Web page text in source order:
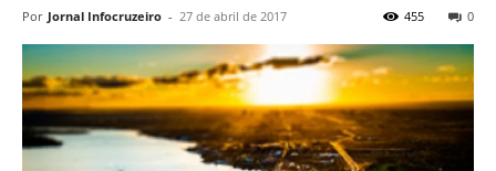
Por Jornal Infocruzeiro - 27 de abril de 2017 0
455